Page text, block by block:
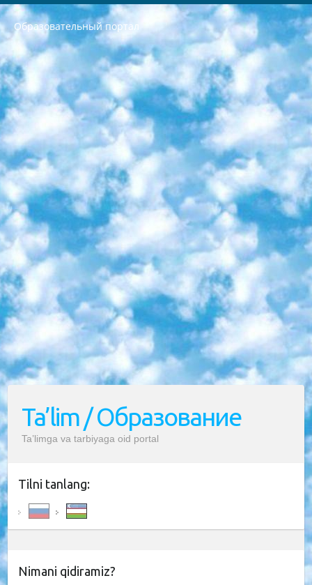
Образовательный портал
РЕСПУБЛИКА УЗБЕКИСТАН МИНИСТРЕРСТВО ДОШКОЛЬНОГО И ШКОЛЬНОГО ОБРАЗОВАНИЯ КОМАНДА в общеобразовательных учреждениях в 2023-2024 учебном году организация и проведение итоговой государственной аттестации обучающихся о Министра дошкольного и школьного образования Республики Узбекистан от 4 марта 2008 года (постановлением Минюста от 20 марта 2008 года № 1778 государственной регистрации) «Итоговое состояние учащихся общего среднего образования на основании положения об утверждении положения об аттестации общего среднего образования выпускной экзамен студентов в образовательных учреждениях в 2023-2024 учебном году В целях организации и прохождения аттестации приказываю: 1. Следующее: перечень предметов, по которым будет проводиться итоговая государственная аттестация и экзамен формы перевода согласно приложению 1; сертификаты международного образца, оценивающие уровень владения иностранными языками перечень согласно приложению 2; 2. Педагогический при специализированных образовательных учреждениях. научно-практический центр квалификации и международной оценки (Д.Давидова) 2024 г. До 25 марта: задания по предметам, по которым будет проводиться итоговая аттестация разработка и утверждение технических условий; итоговая аттестация на основании разработанного предметного задания разработка вопросов по предметам (устно и письменно), экзамен передача; общеобразовательные средние школы и специальные учебные заведения учащиеся выпускных классов школ и интернатов в агентской системе подготовка базы данных экзаменационных материалов и критериев оценки; перевод базы экзаменационных материалов на все языки обучения подать в Республиканский образовательный центр для изготовления; варианты экзаменов на основе разработанных контрольных материалов пусть будут поставлены задачи формирования. 3. Республиканский образовательный центр (Ш.Худайкулов) до 5 апреля 2024 года. до: база данных предоставленных экзаменационных материалов на все языки обучения перевод и экспертиза; для слепых, слабовидящих, глухих, слабослышащих и умственно отсталых детей учащиеся выпускных классов специализированных школ и школ-интернатов база данных экзаменационных материалов на всех преподаваемых языках подготовка критериев оценки; специализированные школы для умственно отсталых детей и технологии для учащихся выпускных классов школ-интернатов разработка соответствующих рекомендаций и критериев проведения ЕГЭ по естествознанию давать задания. 4. Педагогический при специализированных образовательных учреждениях. Научно-практический центр навыков и международной оценки (Д.Давидова), Республика образовательный центр (Худайкулов Ш.) итоговый государственный аттестационный экзамен ориентирован на творческое и логическое мышление при подготовке базы материалов учитывать введение заданий. 5. Следует отметить, что: сертификат государственного образца о знании общеобразовательного предмета и как минимум национальный уровень B1 по предметам на иностранных языках, указанным в Приложении 2. или международно признанный сертификат эквивалентного уровня студенты, изучающие определенный предмет, освобождаются от экзамена; по соответствующим предметам запланирована итоговая государственная аттестация за день до дня, путем жеребьевки Рабочей группой (в письменной форме по предметам, проводимым в форме) из числа сформированных вариантов выбрано 2 варианта; 2 выбранных варианта экзамена анонсированы на официальном сайте министерства и все выпускники по всей стране на основе этих вариантов проводит итоговую государственную аттестацию. 6. Государственное образование учащихся средних общеобразовательных учреждений. знания в соответствии с квалификационными требованиями, которые необходимо приобрести на основании стандартов итоговый (выпускной) контроль для 9 и 11 классов в целях тестирования Экзамены (далее – экзамены) состоят из предметов, перечисленных в приложении 1. будет сделано. 7. Экзамены пройдут с 26 мая по 15 июня 2024 г. (кроме науки физического воспитания). 8. Физическая для учащихся 9 классов общесредних образовательных учреждений. Экзамены по предмету «Образование, квалификация медицина» 1-6 мая 2024 года. сотрудники перевести под присмотр (с отклонениями в физическом или умственном развитии) специализированная школа для детей, школы-интернаты и со сколиозом школы-интернаты санаторного типа для больных детей исключены). 9. Он был слепым, слабовидящим и имел нарушения опорно-двигательного аппарата. экзамены в специализированных школах и интернатах для детей должны проводиться исходя из требований, предъявляемых к общеобразовательным учреждениям (физкультура кроме науки). 10. Специализированная школа для глухих и слабослышащих детей. и экзамены в интернатах и быть реализован в виде письменного теста по математике. 11. Специальность для умственно отсталых детей. Для 9 класса Родной язык и литературное письмо Государственный язык (язык обучения – узбекский). для неклассов) написано Математическое письмо Письменная/устная история Узбекистана Физическое воспитание практично Итоговый контроль Для 11 класса Написание родного языка и литературы (эссе) Математическое письмо Узбекский язык (обучение на узбекском языке) не посещающее общее среднее образование для учреждений)/Образовательное учреждение выбор письменный и устный Иностранный язык письменный/устный Письменная/устная история Узбекистана *По выбору студента:  Химия  Физика  Основы государственного права  География 10 бесплатных образовательных ресурсов - Мы составили подборку онлайн-проектов с интерактивными упражнениями, видеолекциями и статьями. Они помогут вам обрести новые и освежить старые знания бесплатно. 1. «ИНТУИТ» Старейшая образовательная площадка Рунета. Здесь вы найдёте сотни текстовых и видеокурсов на десятки различных тем — от программирования до психологии. Многие курсы подготовлены российскими университетами и крупными международными компаниями вроде Intel и Microsoft. Самостоятельное обучение бесплатное, но желающие могут оплатить услуги персональных наставников. 2. «Смартия» знакомит с актуальными профессиями и подсказывает, как им обучаться. Выбрав заинтересовавшую вас специальность — SMM-специалист, фотограф, веб-дизайнер или другую, — увидите список необходимых для неё умений. Чтобы вы могли освоить их самостоятельно, для каждого умения площадка отображает подборку ссылок на учебные материалы. Хотя «Смартия» ориентируется на русскоязычную аудиторию, часть контента всё же доступна только на английском. 3. «Лекторий Физтеха» Проект Московского физико-технического института (Физтеха). С его помощью вы можете смотреть онлайн серии лекций, записанные на видео в этом вузе. В числе доступных предметов — физика, биология, химия, информационные технологии и другие. К некоторым лекциям администрация ресурса прилагает готовые конспекты, которые можно скачивать в PDF-формате. 4. ITMOcourses Онлайн-площадка Санкт-Петербургского национального исследовательского университета информационных технологий, механики и оптики (ИТМО). Ресурс предоставляет свободный доступ к курсам, разработанным в этом вузе. Каталог материалов разбит на четыре категории: «Оптические системы и технологии», «Приборостроение и робототехника», «Информационные технологии» и «Биотехнологии». Курсы состоят из видеолекций, интерактивных демонстраций и заданий. 5. «КиберЛенинка» Электронная научная библиотека открытого доступа. Каталог площадки регулярно обрастает текстами статей из различных научных изданий. Сгруппированные по журналам и рубрикам публикации можно читать онлайн или скачивать целиком в PDF-формате. Проект нацелен на популяризацию науки за счёт открытого доступа к качественной информации. 6. «ПостНаука» На этом ресурсе публикуют подборки видеолекций, составленные экспертами из разных отраслей и объединённые общими темами. Среди них, к примеру, есть серии «Биоинформатика и геномика», «Культура средневековой Скандинавии» и Cinema Studies о теории кино. Каждая подборка лекций — логически связанная история, рассказанная экспертом от первого лица. Кроме того, на сайте появляются научно-образовательные статьи и тесты на разные темы. 7. «Newочём» Команда проекта «Newочём» отбирает самые интересные тексты из англоязычных СМИ и переводит те из них, за которые голосуют участники сообщества «ВКонтакте». По большей части это научно-популярные статьи. Редакторы придумывают лишь заголовки, в остальном содержание переводов соответствует оригиналам. Полные тексты можно читать прямо в социальной сети. 8. InternetUrok Онлайн-база материалов по основным дисциплинам школьной программы. Информация на сайте структурирована по классам, предметам и темам (урокам). Каждый урок состоит из видеолекций и конспектов. Есть также интерактивные тренажёры и тесты для закрепления пройденного материала. Даже если вы давно окончили школу, возможность повторить программу старших классов всегда может пригодиться. 9. Edutainme Ещё один ресурс об образовании. В отличие от Newtonew, как мне кажется, Edutainme больше ориентируется на представителей индустрии: педагогов, предпринимателей, разработчиков образовательных проектов. Но и любой, кто просто стремится к саморазвитию, найдёт на сайте много полезного и интересного для себя. Например, информацию о новых курсах и образовательных сервисах. 10. Newtonew Онлайн-медиа об образовании и обучении в широком смысле. Авторы Newtonew пишут об инструментах, заведениях, тактиках и стратегиях, которые помогают учить других и получать новые знания самостоятельно. На этой площадке вы найдёте новости, обзоры, аналитические мат
Ta’lim / Образование
Ta’limga va tarbiyaga oid portal
Tilni tanlang:
Nimani qidiramiz?